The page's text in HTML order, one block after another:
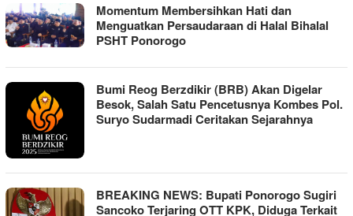
Momentum Membersihkan Hati dan
Menguatkan Persaudaraan di Halal Bihalal
PSHT Ponorogo
Bumi Reog Berzdikir (BRB) Akan Digelar
Besok, Salah Satu Pencetusnya Kombes Pol.
Suryo Sudarmadi Ceritakan Sejarahnya
BREAKING NEWS: Bupati Ponorogo Sugiri
Sancoko Terjaring OTT KPK, Diduga Terkait